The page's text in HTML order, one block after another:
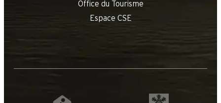
Office du Tourisme
Espace CSE